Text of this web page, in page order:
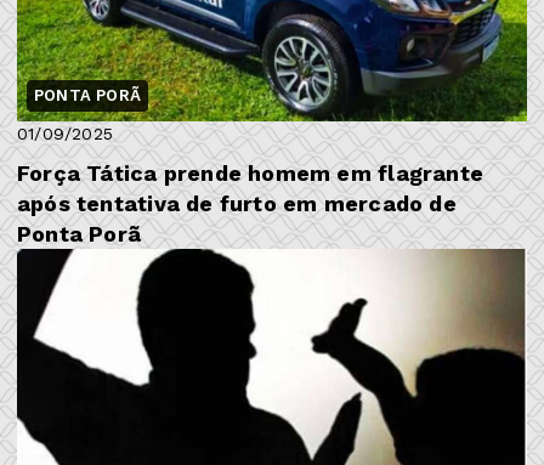
PONTA PORÃ
01/09/2025
Força Tática prende homem em flagrante
após tentativa de furto em mercado de
Ponta Porã